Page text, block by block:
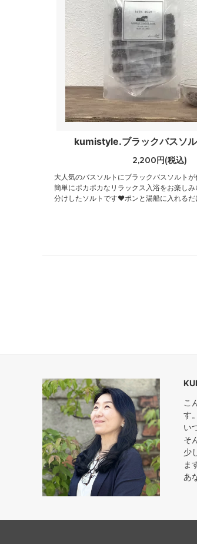
kumistyle.ブラックバスソ
2,200円(税込)
大人気のバスソルトにブラックバスソルトが
簡単にポカポカなリラックス入浴をお楽し
分けしたソルトです❤ポンと湯船に入れるだ
こ
す。
い
そ
少
ま
あ